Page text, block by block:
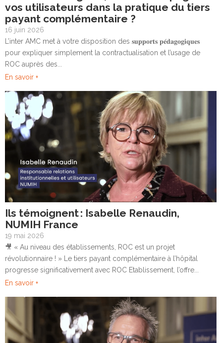
vos utilisateurs dans la pratique du tiers
payant complémentaire ?
16 juin 2026
L’inter AMC met à votre disposition des 𝐬𝐮𝐩𝐩𝐨𝐫𝐭𝐬 𝐩𝐞́𝐝𝐚𝐠𝐨𝐠𝐢𝐪𝐮𝐞𝐬
pour expliquer simplement la contractualisation et l’usage de
ROC auprès des...
En savoir +
Ils témoignent : Isabelle Renaudin,
NUMIH France
19 mai 2026
🎥 « Au niveau des établissements, ROC est un projet
révolutionnaire ! » Le tiers payant complémentaire à l’hôpital
progresse significativement avec ROC Etablissement, l’offre...
En savoir +